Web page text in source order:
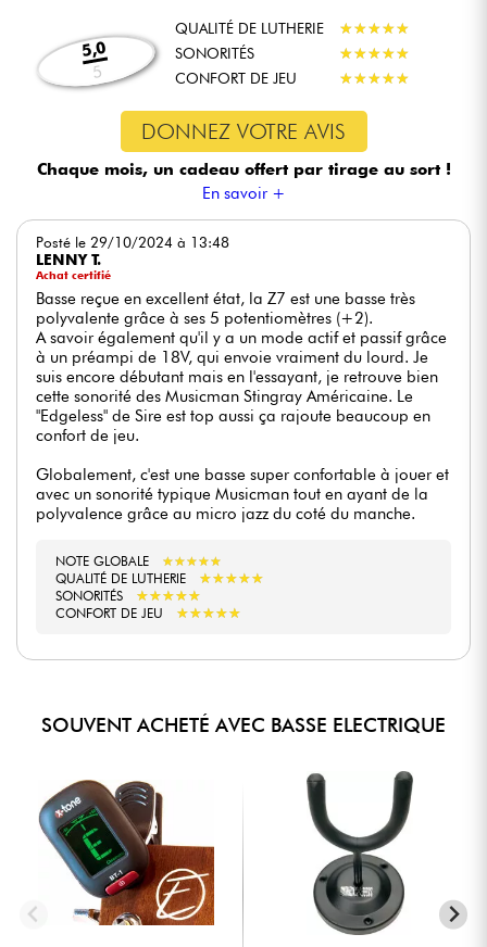
5,0
5
QUALITÉ DE LUTHERIE ★★★★★
★★★★★
SONORITÉS
★★★★★
★★★★★
CONFORT DE JEU
★★★★★
★★★★★
DONNEZ VOTRE AVIS
Chaque mois, un cadeau offert par tirage au sort !
En savoir +
Posté le 29/10/2024 à 13:48
LENNY T.
Achat certifié
Basse reçue en excellent état, la Z7 est une basse très
polyvalente grâce à ses 5 potentiomètres (+2).
A savoir également qu'il y a un mode actif et passif grâce
à un préampi de 18V, qui envoie vraiment du lourd. Je
suis encore débutant mais en l'essayant, je retrouve bien
cette sonorité des Musicman Stingray Américaine. Le
"Edgeless" de Sire est top aussi ça rajoute beaucoup en
confort de jeu.
Globalement, c'est une basse super confortable à jouer et
avec un sonorité typique Musicman tout en ayant de la
polyvalence grâce au micro jazz du coté du manche.
NOTE GLOBALE ★★★★★
★★★★★
QUALITÉ DE LUTHERIE
★★★★★
★★★★★
SONORITÉS ★★★★★
★★★★★
CONFORT DE JEU ★★★★★
★★★★★
SOUVENT ACHETÉ AVEC BASSE ELECTRIQUE